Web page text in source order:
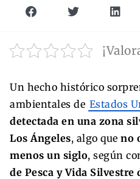
Un hecho histórico
ambientales de Estados
detectada en una zona
Los Ángeles, algo que no
menos un siglo, según
de Pesca y Vida Silvestre